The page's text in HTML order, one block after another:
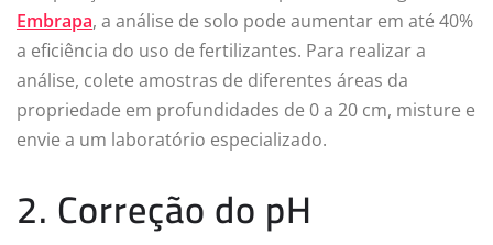
Embrapa, a análise de solo pode aumentar em até 40%
a eficiência do uso de fertilizantes. Para realizar a
análise, colete amostras de diferentes áreas da
propriedade em profundidades de 0 a 20 cm, misture e
envie a um laboratório especializado.
2. Correção do pH